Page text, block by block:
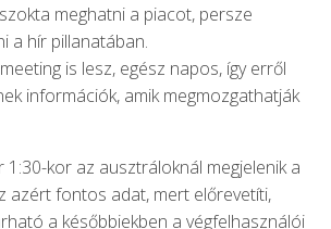
meghatni a piacot, persze
a hír pillanatában.
is lesz, egész napos, így erről
információk, amik megmozgathatják
1:30-kor az ausztráloknál megjelenik a
azért fontos adat, mert előrevetíti,
a későbbiekben a végfelhasználói